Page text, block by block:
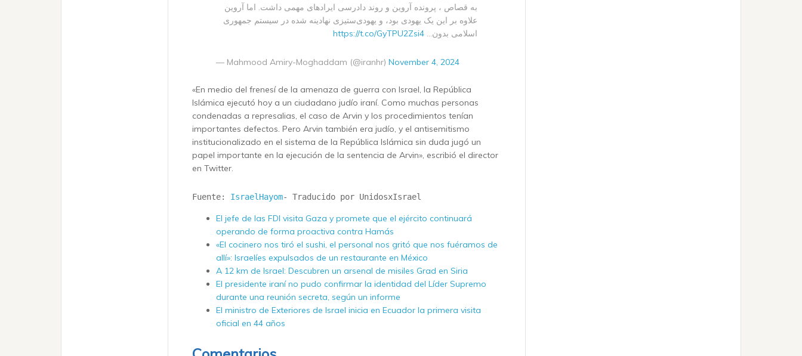
به قصاص ، پرونده آروین و روند دادرسی ایرادهای مهمی داشت. اما آروین
علاوه بر این یک یهودی بود، و یهودی‌ستیزی نهادینه شده در سیستم جمهوری
اسلامی بدون… https://t.co/GyTPU2Zsi4
— Mahmood Amiry-Moghaddam (@iranhr) November 4, 2024
«En medio del frenesí de la amenaza de guerra con Israel, la República
Islámica ejecutó hoy a un ciudadano judío iraní. Como muchas personas
condenadas a represalias, el caso de Arvin y los procedimientos tenían
importantes defectos. Pero Arvin también era judío, y el antisemitismo
institucionalizado en el sistema de la República Islámica sin duda jugó un
papel importante en la ejecución de la sentencia de Arvin», escribió el director
en Twitter.
Fuente: IsraelHayom- Traducido por UnidosxIsrael
El jefe de las FDI visita Gaza y promete que el ejército continuará
operando de forma proactiva contra Hamás
«El cocinero nos tiró el sushi, el personal nos gritó que nos fuéramos de
allí»: Israelíes expulsados ​​de un restaurante en México
A 12 km de Israel: Descubren un arsenal de misiles Grad en Siria
El presidente iraní no pudo confirmar la identidad del Líder Supremo
durante una reunión secreta, según un informe
El ministro de Exteriores de Israel inicia en Ecuador la primera visita
oficial en 44 años